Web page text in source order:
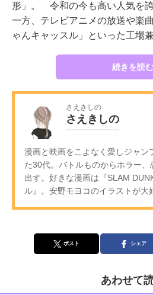
形」。 令和の今も高い人気を
一方、テレビアニメの放送や楽
ゃんキャッスル」といった工場
続きを読む
さえきしの
さえきしの
漫画と映画をこよなく愛しジャン
た30代。バトルものからホラー
出す。好きな漫画は『SLAM
ル』。安野モヨコのイラストが大
ポスト シェア
あわせて